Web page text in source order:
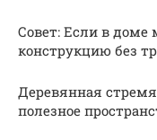
Совет: Если в доме
конструкцию без
Деревянная
полезное